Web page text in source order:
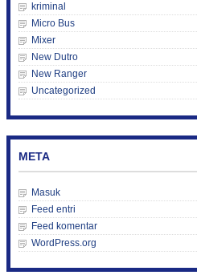
kriminal
Micro Bus
Mixer
New Dutro
New Ranger
Uncategorized
META
Masuk
Feed entri
Feed komentar
WordPress.org